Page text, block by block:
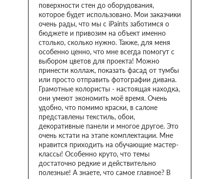
поверхности стен до оборудования,
которое будет использовано. Мои заказчики
очень рады, что мы с iPaints заботимся о
бюджете и привозим на объект именно
столько, сколько нужно. Также, для меня
особенно ценно, что мне всегда помогут с
выбором цветов для проекта! Можно
принести коллаж, показать фасад от тумбы
или просто отправить фотографии дивана.
Грамотные колористы - настоящая находка,
они умеют экономить моё время. Очень
удобно, что помимо краски, в салоне
представлены текстиль, обои,
декоративные панели и многое другое. Это
очень кстати на этапе комплектации. Мне
нравится приходить на обучающие мастер-
классы! Особенно круто, что темы
достаточно редкие и действительно
полезные! А знаете, что самое главное? В